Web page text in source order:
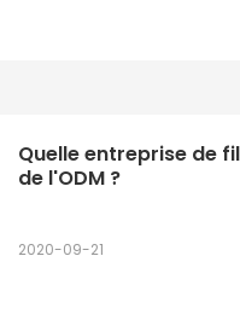
Quelle entreprise de
de l'ODM ?
2020-09-21